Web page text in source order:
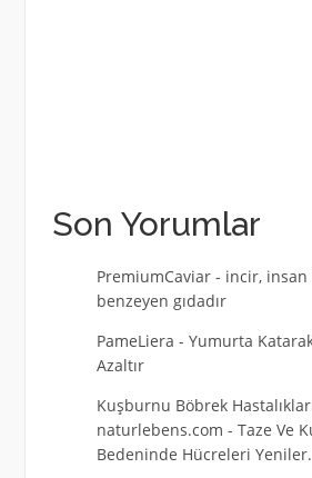
Son Yorumlar
PremiumCaviar- incir, insan
benzeyen gıdadır
PameLiera - Yumurta
Azaltır
Kuşburnu Böbrek
naturlebens.com - Taze Ve
Bedeninde Hücreleri Yeniler.